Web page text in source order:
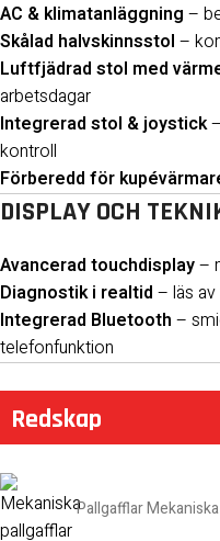
AC & klimatanläggning –
Skålad halvskinnsstol –
Luftfjädrad stol med
arbetsdagar
Integrerad stol & joystick
kontroll
Förberedd för
DISPLAY OCH
Avancerad touchdisplay–
Diagnostik i realtid – läs
Integrerad Bluetooth –
telefonfunktion
Redskap
Pallgafflar Mekaniska